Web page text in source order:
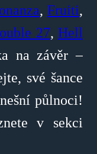
,Fruiti,
27, Hell
na závěr –
své šance
půlnoci!
v sekci